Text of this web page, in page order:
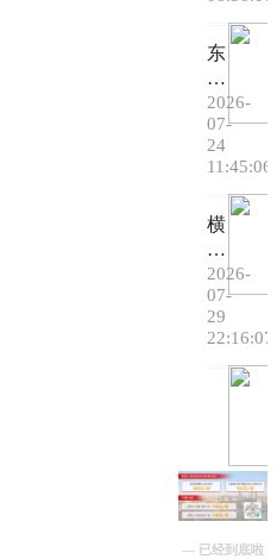
凉
位
一
键
可
达！
东
莞
“友
能
量・
清
式
启
动，
全
东
莞
“友
能
量
·
凉
一
夏”
关
爱
行
长
安
镇
16
2026-
07-
24
11:45:06
横
沥：
企
业
食
堂
快
闪！
员
工
2026-
07-
29
22:16:07
— 已经到底啦